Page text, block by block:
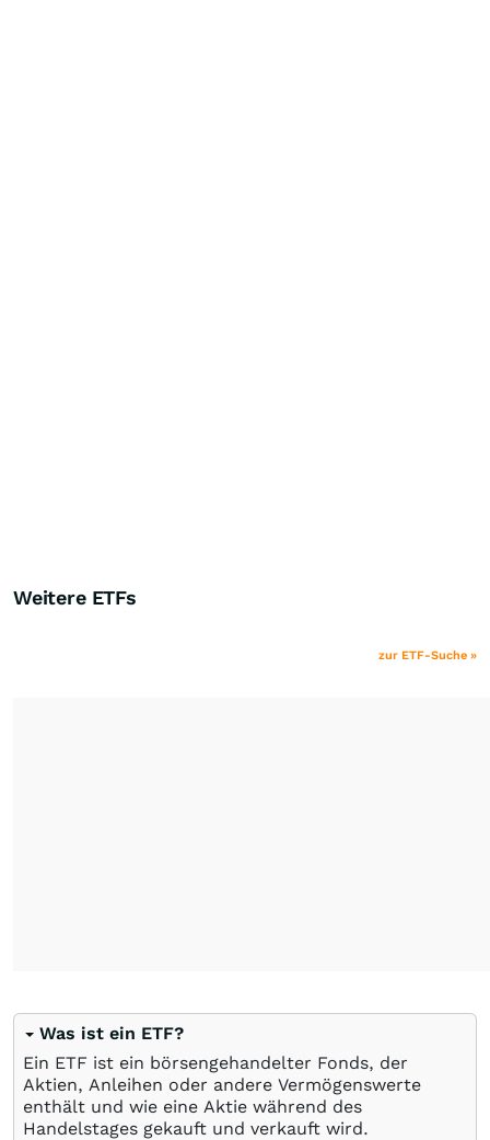
Weitere ETFs
zur ETF-Suche »
Was ist ein ETF?
Ein ETF ist ein börsengehandelter Fonds, der
Aktien, Anleihen oder andere Vermögenswerte
enthält und wie eine Aktie während des
Handelstages gekauft und verkauft wird.